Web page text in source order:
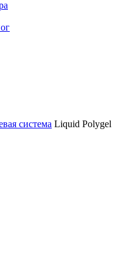
система Liquid Polygel